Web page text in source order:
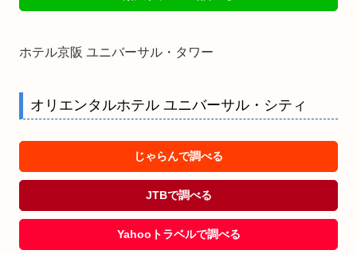
ホテル京阪 ユニバーサル・タワー
オリエンタルホテル ユニバーサル・シティ
じゃらんで調べる
JTBで調べる
Yahooトラベルで調べる